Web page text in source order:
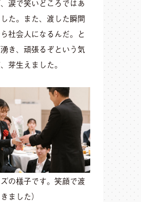
涙で笑いどころではあ
た。また、渡した瞬間
社会人になるんだ。と
き、頑張るぞという気
芽生えました。
ズの様子です。笑顔で渡
ました）